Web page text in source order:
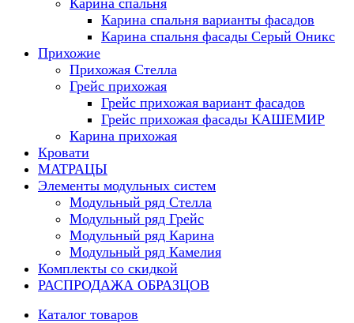
Карина спальня
Карина спальня варианты фасадов
Карина спальня фасады Серый Оникс
Прихожие
Прихожая Стелла
Грейс прихожая
Грейс прихожая вариант фасадов
Грейс прихожая фасады КАШЕМИР
Карина прихожая
Кровати
МАТРАЦЫ
Элементы модульных систем
Модульный ряд Стелла
Модульный ряд Грейс
Модульный ряд Карина
Модульный ряд Камелия
Комплекты со скидкой
РАСПРОДАЖА ОБРАЗЦОВ
Каталог товаров